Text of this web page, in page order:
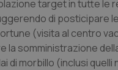
target in tutte le
di posticipare
(visita al centro
somministrazione
morbillo (inclusi